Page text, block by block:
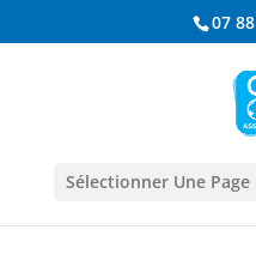
07
Sélectionner Une Page